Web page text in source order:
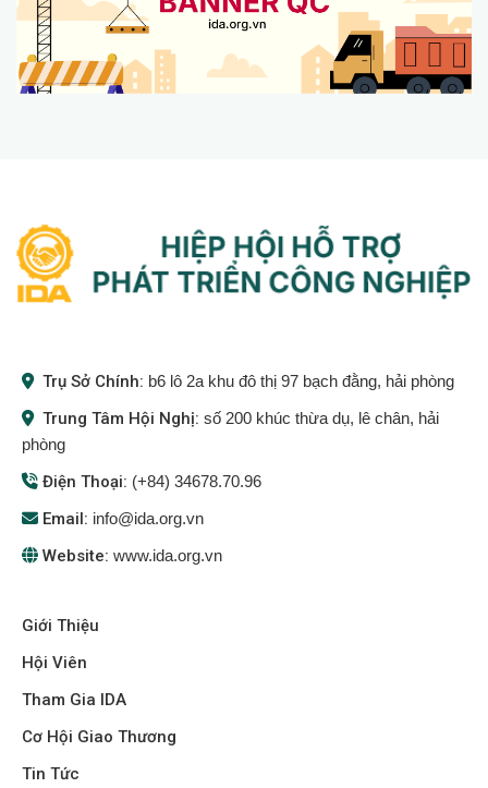
Trụ Sở Chính: b6 lô 2a khu đô thị 97 bạch đằng, hải phòng
Trung Tâm Hội Nghị: số 200 khúc thừa dụ, lê chân, hải
phòng
Điện Thoại: (+84) 34678.70.96
Email: info@ida.org.vn
Website: www.ida.org.vn
Giới Thiệu
Hội Viên
Tham Gia IDA
Cơ Hội Giao Thương
Tin Tức